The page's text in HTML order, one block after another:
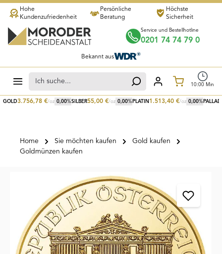
Zum Hauptinhalt springen
GOLD3.756,78 €/oz 0,00%SILBER55,00 €/oz 0,00% PLATIN 1.513,40 €/oz 0,00%
Hohe
Kundenzufriedenheit
Persönliche
Beratung
Höchste
Sicherheit
Service und Bestellhotline
0201 74 74 79 0
Bekannt aus
10:00 Min
Home Sie möchten kaufen
Gold kaufen
Goldmünzen kaufen
Bildergalerie überspringen